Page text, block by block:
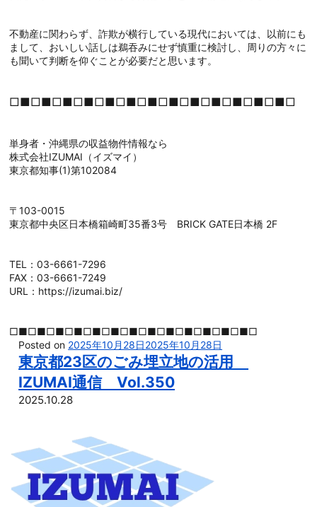
不動産に関わらず、詐欺が横行している現代においては、以前にも
まして、おいしい話しは鵜吞みにせず慎重に検討し、周りの方々に
も聞いて判断を仰ぐことが必要だと思います。
□■□■□■□■□■□■□■□■□■□■□■□■□■□
単身者・沖縄県の収益物件情報なら
株式会社IZUMAI（イズマイ）
東京都知事(1)第102084
〒103-0015
東京都中央区日本橋箱崎町35番3号 BRICK GATE日本橋 2F
TEL：03-6661-7296
FAX：03-6661-7249
URL：https://izumai.biz/
□■□■□■□■□■□■□■□■□■□■□■□■□■□
Posted on 2025年10月28日2025年10月28日
東京都23区のごみ埋立地の活用
IZUMAI通信 Vol.350
2025.10.28